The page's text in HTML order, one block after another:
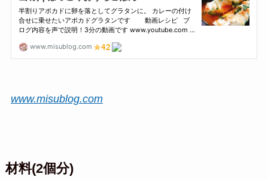
www.misublog.com
材料(2個分)